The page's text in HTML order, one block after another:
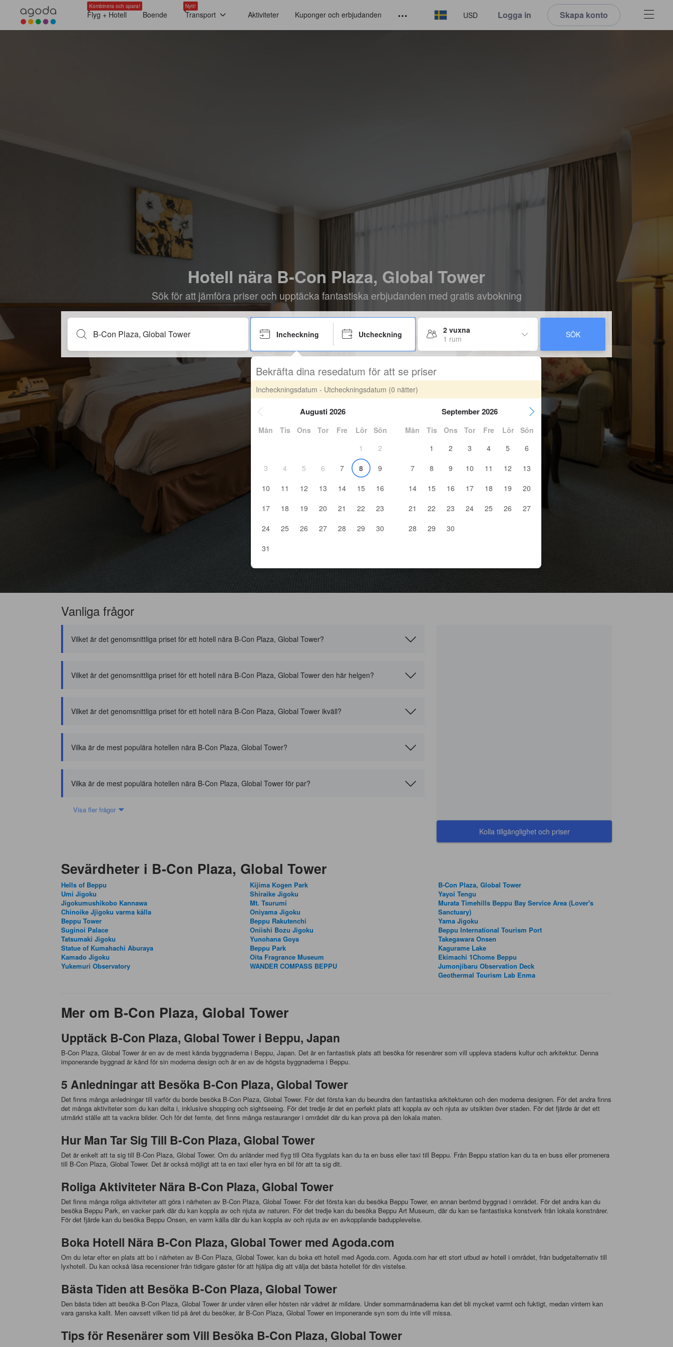
Kombinera och spara!
Flyg + Hotell Boende
Nytt!
Transport Aktiviteter Kuponger och erbjudanden USD Logga in Skapa konto
Hotell nära B-Con Plaza, Global Tower
Sök för att jämföra priser och upptäcka fantastiska erbjudanden med gratis avbokning
Incheckning Utcheckning
2 vuxna
1 rum
SÖK
Bekräfta dina resedatum för att se priser
Incheckningsdatum - Utcheckningsdatum (0 nätter)
Augusti 2026
Mån Tis Ons Tor Fre Lör
Sön
1
2
3
4 5 6 7 8
9
10
11 12 13 14 15
16
17
18 19 20 21 22
23
24
25 26 27 28 29
30
31
September 2026
Mån Tis Ons Tor Fre Lör
Sön
1
2 3 4 5
6
7
8 9 10 11 12
13
14
15 16 17 18 19
20
21
22 23 24 25 26
27
28
29 30
Vanliga frågor
Vilket är det genomsnittliga priset för ett hotell nära B-Con Plaza, Global Tower?
Vilket är det genomsnittliga priset för ett hotell nära B-Con Plaza, Global Tower den här helgen?
Vilket är det genomsnittliga priset för ett hotell nära B-Con Plaza, Global Tower ikväll?
Vilka är de mest populära hotellen nära B-Con Plaza, Global Tower?
Vilka är de mest populära hotellen nära B-Con Plaza, Global Tower för par?
Visa fler frågor
Kolla tillgänglighet och priser
Sevärdheter i B-Con Plaza, Global Tower
Hells of Beppu
Umi Jigoku
Jigokumushikobo Kannawa
Chinoike Jjigoku varma källa
Beppu Tower
Suginoi Palace
Tatsumaki Jigoku
Statue of Kumahachi Aburaya
Kamado Jigoku
Yukemuri Observatory
Kijima Kogen Park
Shiraike Jigoku
Mt. Tsurumi
Oniyama Jigoku
Beppu Rakutenchi
Oniishi Bozu Jigoku
Yunohana Goya
Beppu Park
Oita Fragrance Museum
WANDER COMPASS BEPPU
B-Con Plaza, Global Tower
Yayoi Tengu
Murata Timehills Beppu Bay Service Area (Lover's
Sanctuary)
Yama Jigoku
Beppu International Tourism Port
Takegawara Onsen
Kagurame Lake
Ekimachi 1Chome Beppu
Jumonjibaru Observation Deck
Geothermal Tourism Lab Enma
Mer om B-Con Plaza, Global Tower
Upptäck B-Con Plaza, Global Tower i Beppu, Japan
B-Con Plaza, Global Tower är en av de mest kända byggnaderna i Beppu, Japan. Det är en fantastisk plats att besöka för resenärer som vill uppleva stadens kultur och arkitektur. Denna
imponerande byggnad är känd för sin moderna design och är en av de högsta byggnaderna i Beppu.
5 Anledningar att Besöka B-Con Plaza, Global Tower
Det finns många anledningar till varför du borde besöka B-Con Plaza, Global Tower. För det första kan du beundra den fantastiska arkitekturen och den moderna designen. För det andra finns
det många aktiviteter som du kan delta i, inklusive shopping och sightseeing. För det tredje är det en perfekt plats att koppla av och njuta av utsikten över staden. För det fjärde är det ett
utmärkt ställe att ta vackra bilder. Och för det femte, det finns många restauranger i området där du kan prova på den lokala maten.
Hur Man Tar Sig Till B-Con Plaza, Global Tower
Det är enkelt att ta sig till B-Con Plaza, Global Tower. Om du anländer med flyg till Oita flygplats kan du ta en buss eller taxi till Beppu. Från Beppu station kan du ta en buss eller promenera
till B-Con Plaza, Global Tower. Det är också möjligt att ta en taxi eller hyra en bil för att ta sig dit.
Roliga Aktiviteter Nära B-Con Plaza, Global Tower
Det finns många roliga aktiviteter att göra i närheten av B-Con Plaza, Global Tower. För det första kan du besöka Beppu Tower, en annan berömd byggnad i området. För det andra kan du
besöka Beppu Park, en vacker park där du kan koppla av och njuta av naturen. För det tredje kan du besöka Beppu Art Museum, där du kan se fantastiska konstverk från lokala konstnärer.
För det fjärde kan du besöka Beppu Onsen, en varm källa där du kan koppla av och njuta av en avkopplande badupplevelse.
Boka Hotell Nära B-Con Plaza, Global Tower med Agoda.com
Om du letar efter en plats att bo i närheten av B-Con Plaza, Global Tower, kan du boka ett hotell med Agoda.com. Agoda.com har ett stort utbud av hotell i området, från budgetalternativ till
lyxhotell. Du kan också läsa recensioner från tidigare gäster för att hjälpa dig att välja det bästa hotellet för din vistelse.
Bästa Tiden att Besöka B-Con Plaza, Global Tower
Den bästa tiden att besöka B-Con Plaza, Global Tower är under våren eller hösten när vädret är mildare. Under sommarmånaderna kan det bli mycket varmt och fuktigt, medan vintern kan
vara ganska kallt. Men oavsett vilken tid på året du besöker, är B-Con Plaza, Global Tower en imponerande syn som du inte vill missa.
Tips för Resenärer som Vill Besöka B-Con Plaza, Global Tower